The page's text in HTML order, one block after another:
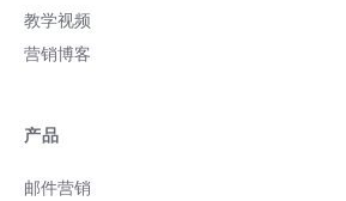
教学视频
营销博客
产品
邮件营销